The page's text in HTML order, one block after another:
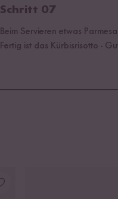
Schritt 07
Beim Servieren etwas
Fertig ist das Kürbisrisotto -